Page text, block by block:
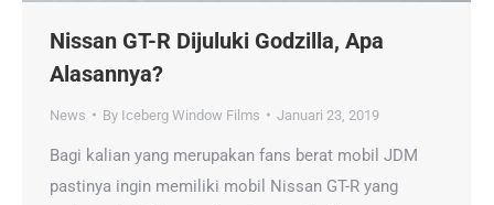
Nissan GT-R Dijuluki Godzilla, Apa
Alasannya?
News By Iceberg Window Films Januari 23, 2019
Bagi kalian yang merupakan fans berat mobil JDM
pastinya ingin memiliki mobil Nissan GT-R yang